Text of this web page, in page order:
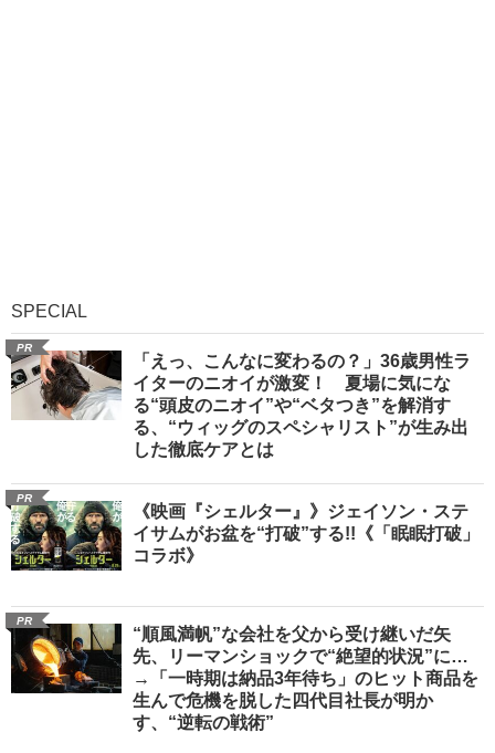
SPECIAL
PR
「えっ、こんなに変わるの？」36歳男性ラ
イターのニオイが激変！ 夏場に気にな
る“頭皮のニオイ”や“ベタつき”を解消す
る、“ウィッグのスペシャリスト”が生み出
した徹底ケアとは
PR
《映画『シェルター』》ジェイソン・ステ
イサムがお盆を“打破”する!!《「眠眠打破」
コラボ》
PR
“順風満帆”な会社を父から受け継いだ矢
先、リーマンショックで“絶望的状況”に…
→「一時期は納品3年待ち」のヒット商品を
生んで危機を脱した四代目社長が明か
す、“逆転の戦術”